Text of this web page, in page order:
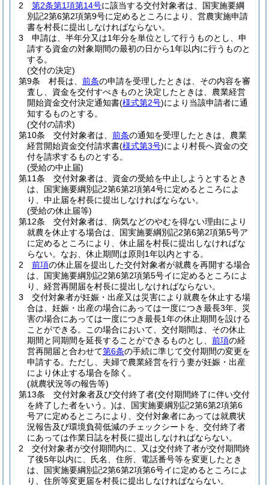
2
第2条第1項第14号に該当する交付対象者は、国実施要綱
別記2第6第2項第9号に定めるところにより、営農実施申請
書を村長に提出しなければならない。
3
申請は、半年分又は1年分を単位として行うものとし、申
請する資金の対象期間の最初の日から1年以内に行うものと
する。
(交付の決定)
第9条
村長は、 前条の申請を受理したときは、その内容を審
査し、資金を交付すべきものと決定したときは、農業経営
開始資金交付決定通知書(様式第2号)により当該申請者に通
知するものとする。
(交付の請求)
第10条
交付対象者は、 前条の通知を受理したときは、農業
経営開始資金交付請求書(様式第3号)により村長へ資金の交
付を請求するものとする。
(受給の中止届)
第11条
交付対象者は、資金の受給を中止しようとするとき
は、国実施要綱別記2第6第2項第4号に定めるところによ
り、中止届を村長に提出しなければならない。
(受給の休止届等)
第12条
交付対象者は、病気などのやむを得ない理由により
就農を休止する場合は、国実施要綱別記2第6第2項第5号ア
に定めるところにより、休止届を村長に提出しなければな
らない。 なお、休止期間は原則1年以内とする。
2
前項の休止届を提出した交付対象者が就農を再開する場合
は、国実施要綱別記2第6第2項第5号イに定めるところによ
り、経営再開届を村長に提出しなければならない。
3
交付対象者が妊娠・出産又は災害により就農を休止する場
合は、妊娠・出産の場合にあっては一度につき最長3年、災
害の場合にあっては一度につき最長1年の休止期間を設ける
ことができる。
この場合において、交付期間は、その休止
期間と同期間を延長することができるものとし、 前項の経
営再開届と合わせて第6条の手続に準じて交付期間の変更を
申請する。 ただし、夫婦で農業経営を行う妻が妊娠・出産
により休止する場合を除く。
(就農状況等の報告等)
第13条
交付対象者及び交付終了者(交付期間終了に伴い交付
を終了した者をいう。)は、国実施要綱別記2第6第2項第6
号アに定めるところにより、交付対象者にあっては就農状
況報告及び環境負荷低減のチェックシートを、交付終了者
にあっては作業日誌を村長に提出しなければならない。
2
交付対象者が交付期間内に、又は交付終了者が交付期間終
了後5年以内に、氏名、住所、電話番号等を変更したとき
は、国実施要綱別記2第6第2項第6号イに定めるところによ
り、住所等変更届を村長に提出しなければならない。